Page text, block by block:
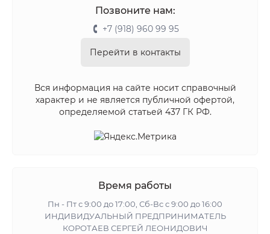
Позвоните нам:
+7 (918) 960 99 95
Перейти в контакты
Вся информация на сайте носит справочный
характер и не является публичной офертой,
определяемой статьей 437 ГК РФ.
Время работы
Пн - Пт с 9:00 до 17:00, Сб-Вс с 9:00 до 16:00
ИНДИВИДУАЛЬНЫЙ ПРЕДПРИНИМАТЕЛЬ
КОРОТАЕВ СЕРГЕЙ ЛЕОНИДОВИЧ